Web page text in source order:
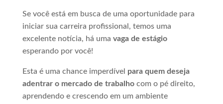
Se você está em busca de uma oportunidade para
iniciar sua carreira profissional, temos uma
excelente notícia, há uma vaga de estágio
esperando por você!
Esta é uma chance imperdível para quem deseja
adentrar o mercado de trabalhocom o pé direito,
aprendendo e crescendo em um ambiente